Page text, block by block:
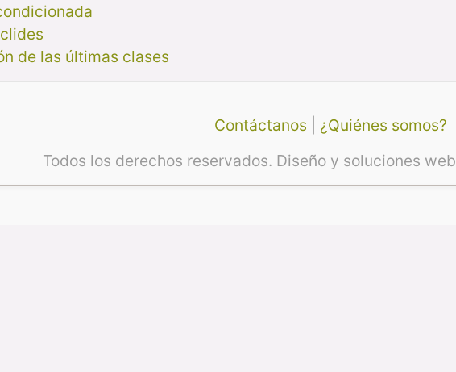
de las últimas clases
Contáctanos
¿Quiénes somos?
Todos los derechos reservados. Diseño y soluciones web